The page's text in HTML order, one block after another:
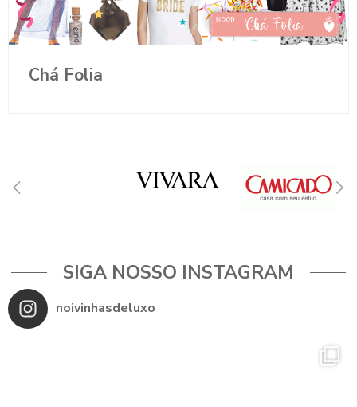
Chá Folia
SIGA NOSSO INSTAGRAM
noivinhasdeluxo